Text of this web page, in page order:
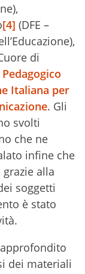
[4] (DFE –
di
Italiana per
. Gli
svolti
che ne
infine che
alla
soggetti
è stato
dei materiali